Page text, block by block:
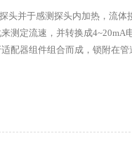
头并于感测探头内加热，流体
测定流速，并转换成4~20mA
配器组件组合而成，锁附在管